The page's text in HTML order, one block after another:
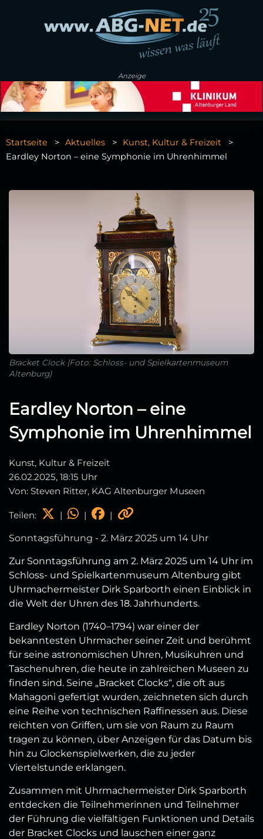
Anzeige
Startseite Aktuelles
Kunst, Kultur & Freizeit
Eardley Norton – eine Symphonie im Uhrenhimmel
Bracket Clock (Foto: Schloss- und Spielkartenmuseum
Altenburg)
Eardley Norton – eine
Symphonie im Uhrenhimmel
Kunst, Kultur & Freizeit
26.02.2025, 18:15 Uhr
Von: Steven Ritter, KAG Altenburger Museen
Teilen: | | |
Sonntagsführung - 2. März 2025 um 14 Uhr
Zur Sonntagsführung am 2. März 2025 um 14 Uhr im
Schloss- und Spielkartenmuseum Altenburg gibt
Uhrmachermeister Dirk Sparborth einen Einblick in
die Welt der Uhren des 18. Jahrhunderts.
Eardley Norton (1740–1794) war einer der
bekanntesten Uhrmacher seiner Zeit und berühmt
für seine astronomischen Uhren, Musikuhren und
Taschenuhren, die heute in zahlreichen Museen zu
finden sind. Seine „Bracket Clocks“, die oft aus
Mahagoni gefertigt wurden, zeichneten sich durch
eine Reihe von technischen Raffinessen aus. Diese
reichten von Griffen, um sie von Raum zu Raum
tragen zu können, über Anzeigen für das Datum bis
hin zu Glockenspielwerken, die zu jeder
Viertelstunde erklangen.
Zusammen mit Uhrmachermeister Dirk Sparborth
entdecken die Teilnehmerinnen und Teilnehmer
der Führung die vielfältigen Funktionen und Details
der Bracket Clocks und lauschen einer ganz